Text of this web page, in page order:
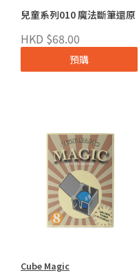
兒童系列010 魔法斷筆還原
HKD $68.00
預購
Cube Magic